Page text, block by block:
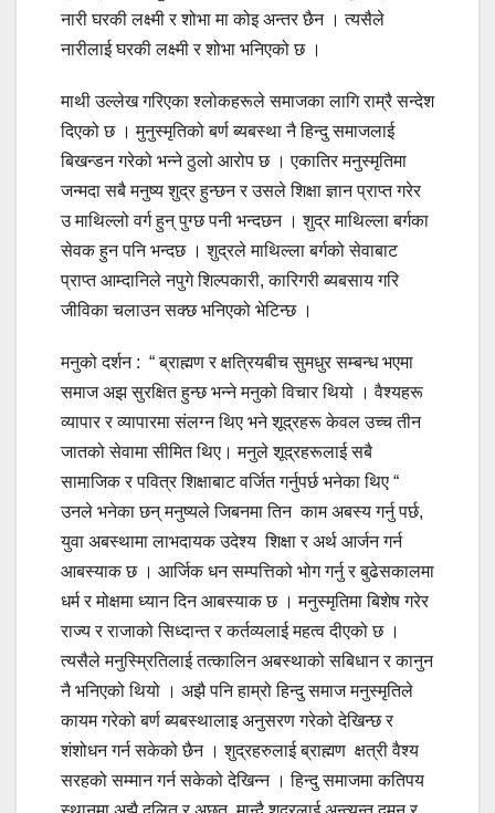
नारी घरकी लक्ष्मी र शोभा मा कोइ अन्तर छैन ।त्यसैले
नारीलाई घरकी लक्ष्मी र शोभा भनिएको छ ।
माथी उल्लेख गरिएका श्लोकहरूले समाजका लागि राम्रै सन्देश
दिएको छ । मुनुस्मृतिको बर्ण ब्यबस्था नै हिन्दु समाजलाई
बिखन्डन गरेको भन्ने ठुलो आरोप छ । एकातिर मनुस्मृतिमा
जन्मदा सबै मनुष्य शुद्र हुन्छन र उसले शिक्षा ज्ञान प्राप्त गरेर
उ माथिल्लो वर्ग हुन् पुग्छ पनी भन्दछन । शुद्र माथिल्ला बर्गका
सेवक हुन पनि भन्दछ । शुद्रले माथिल्ला बर्गको सेवाबाट
प्राप्त आम्दानिले नपुगे शिल्पकारी, कारिगरी ब्यबसाय गरि
जीविका चलाउन सक्छ भनिएको भेटिन्छ ।
मनुको दर्शन : “ ब्राह्मण र क्षत्रियबीच सुमधुर सम्बन्ध भएमा
समाज अझ सुरक्षित हुन्छ भन्ने मनुको विचार थियो । वैश्यहरू
व्यापार र व्यापारमा संलग्न थिए भने शूद्रहरू केवल उच्च तीन
जातको सेवामा सीमित थिए। मनुले शूद्रहरूलाई सबै
सामाजिक र पवित्र शिक्षाबाट वर्जित गर्नुपर्छ भनेका थिए “
उनले भनेका छन् मनुष्यले जिबनमा तिन काम अबस्य गर्नु पर्छ,
युवा अबस्थामा लाभदायक उदेश्य शिक्षा र अर्थ आर्जन गर्न
आबस्याक छ । आर्जिक धन सम्पत्तिको भोग गर्नु र बुढेसकालमा
धर्म र मोक्षमा ध्यान दिन आबस्याक छ । मनुस्मृतिमा बिशेष गरेर
राज्य र राजाको सिध्दान्त र कर्तव्यलाई महत्व दीएको छ ।
त्यसैले मनुस्म्रितिलाई तत्कालिन अबस्थाको सबिधान र कानुन
नै भनिएको थियो । अझै पनि हाम्रो हिन्दु समाज मनुस्मृतिले
कायम गरेको बर्ण ब्यबस्थालाइ अनुसरण गरेको देखिन्छ र
शंशोधन गर्न सकेको छैन । शुद्रहरुलाई ब्राह्मण क्षत्री वैश्य
सरहको सम्मान गर्न सकेको देखिन्न । हिन्दु समाजमा कतिपय